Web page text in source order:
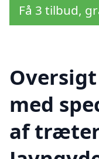
Få 3 tilbud,
med
af